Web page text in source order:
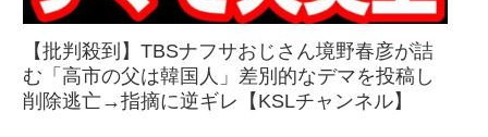
【批判殺到】TBSナフサおじさん境野春彦が詰
む「高市の父は韓国人」差別的なデマを投稿し
削除逃亡→指摘に逆ギレ【KSLチャンネル】